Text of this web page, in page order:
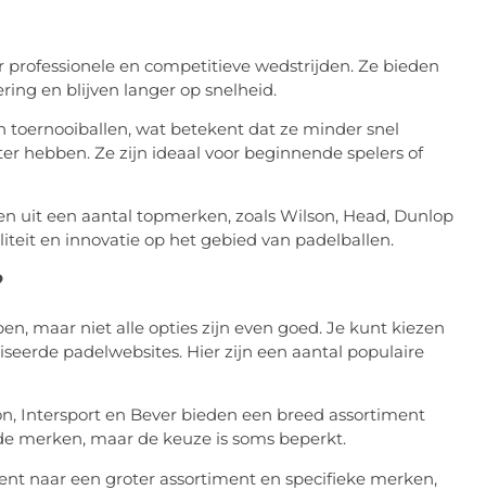
en competitieve wedstrijden. Ze bieden
en blijven langer op snelheid.
toernooiballen, wat betekent dat ze minder snel
hebben. Ze zijn ideaal voor beginnende spelers of
uit een aantal topmerken, zoals Wilson, Head, Dunlop
en innovatie op het gebied van padelballen.
maar niet alle opties zijn even goed. Je kunt kiezen
padelwebsites. Hier zijn een aantal populaire
Intersport en Bever bieden een breed assortiment
merken, maar de keuze is soms beperkt.
naar een groter assortiment en specifieke merken,